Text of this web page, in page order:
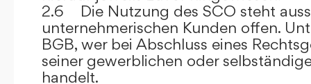
2.6 Die Nutzung des SCO steht
unternehmerischen Kunden offen.
BGB, wer bei Abschluss eines
seiner gewerblichen oder
handelt.